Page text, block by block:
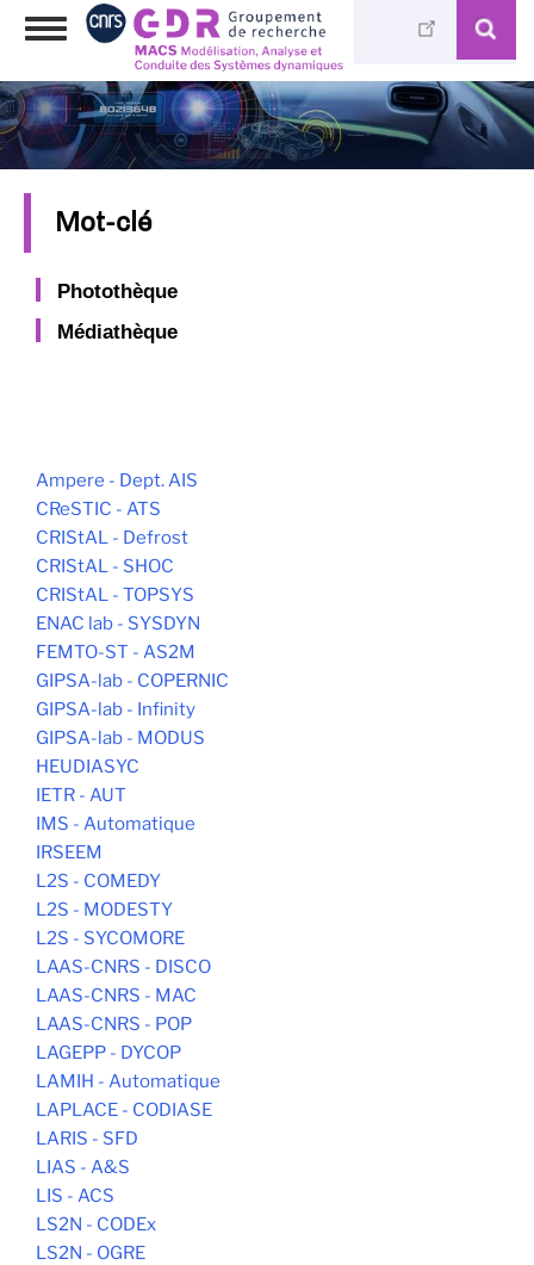
Aller
principal
Toggle
Mot-clé
Photothèque
Médiathèque
Ampere - Dept. AIS
CReSTIC - ATS
CRIStAL - Defrost
CRIStAL - SHOC
CRIStAL - TOPSYS
ENAC lab - SYSDYN
FEMTO-ST - AS2M
GIPSA-lab - COPERNIC
GIPSA-lab - Infinity
GIPSA-lab - MODUS
HEUDIASYC
IETR - AUT
IMS - Automatique
IRSEEM
L2S - COMEDY
L2S - MODESTY
L2S - SYCOMORE
LAAS-CNRS - DISCO
LAAS-CNRS - MAC
LAAS-CNRS - POP
LAGEPP - DYCOP
LAMIH - Automatique
LAPLACE - CODIASE
LARIS - SFD
LIAS - A&S
LIS - ACS
LS2N - CODEx
LS2N - OGRE